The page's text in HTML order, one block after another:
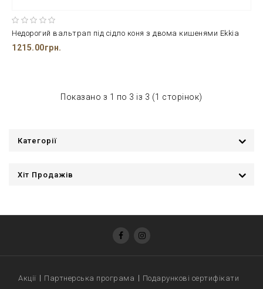
Недорогий вальтрап під сідло коня з двома кишенями Ekkia
1215.00грн.
Показано з 1 по 3 із 3 (1 сторінок)
Категорії
Хіт Продажів
Акції Партнерська програма
Подарункові сертифікати